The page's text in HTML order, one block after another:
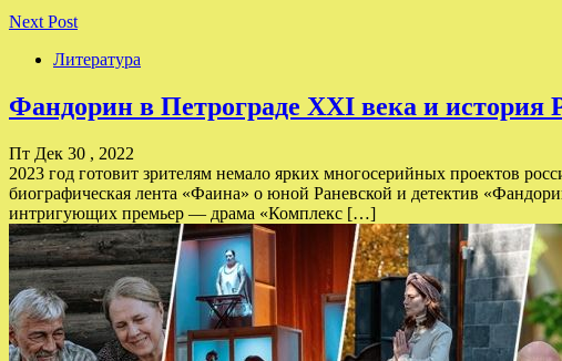
Next Post
Литература
Фандорин в Петрограде XXI века и история
Пт Дек 30 , 2022
2023 год готовит зрителям немало ярких многосерийных проектов
биографическая лента «Фаина» о юной Раневской и детектив
интригующих премьер — драма «Комплекс […]